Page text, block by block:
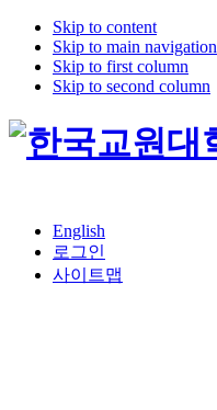
Skip to content
Skip to main navigation
Skip to first column
Skip to second column
English
로그인
사이트맵